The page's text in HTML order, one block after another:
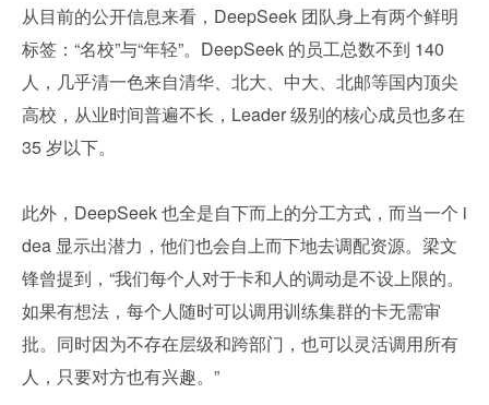
从目前的公开信息来看，DeepSeek 团队身上有两个鲜明
标签：“名校”与“年轻”。DeepSeek 的员工总数不到 140
人，几乎清一色来自清华、北大、中大、北邮等国内顶尖
高校，从业时间普遍不长，Leader 级别的核心成员也多在
35 岁以下。
此外，DeepSeek 也全是自下而上的分工方式，而当一个 i
dea 显示出潜力，他们也会自上而下地去调配资源。梁文
锋曾提到，“我们每个人对于卡和人的调动是不设上限的。
如果有想法，每个人随时可以调用训练集群的卡无需审
批。同时因为不存在层级和跨部门，也可以灵活调用所有
人，只要对方也有兴趣。”